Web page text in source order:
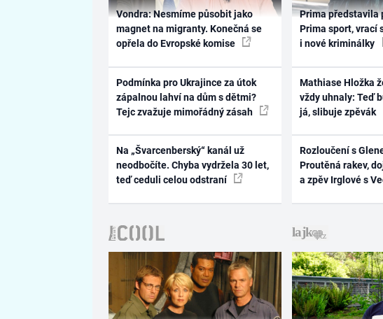
Vondra: Nesmíme působit jako
magnet na migranty. Konečná se
opřela do Evropské komise
Podmínka pro Ukrajince za útok
zápalnou lahví na dům s dětmi?
Tejc zvažuje mimořádný zásah
Na „Švarcenberský“ kanál už
neodbočíte. Chyba vydržela 30 let,
teď ceduli celou odstraní
Prima představila
Prima sport, vrací
i nové kriminálky
Mathiase Hložka
vždy uhnaly: Teď
já, slibuje zpěvák
Rozloučení s
Proutěná rakev,
a zpěv Irglové s